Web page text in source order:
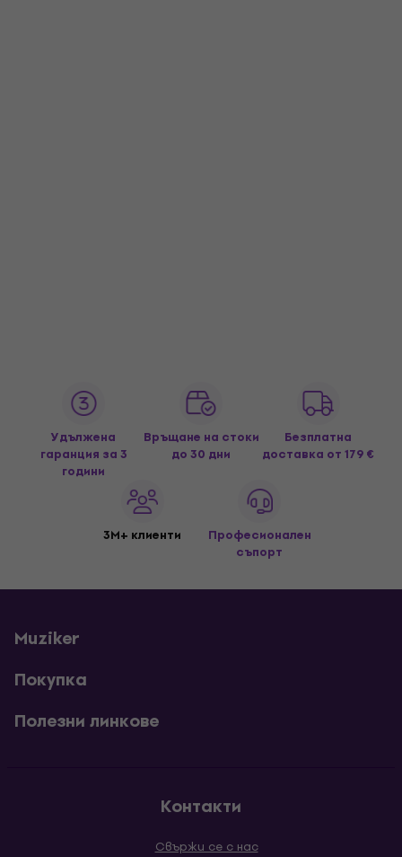
Удължена
гаранция за 3
години
Връщане на стоки
до 30 дни
Безплатна
доставка от 179 €
3M+ клиенти
Професионален
съпорт
Muziker
Покупка
Полезни линкове
Контакти
Свържи се с нас